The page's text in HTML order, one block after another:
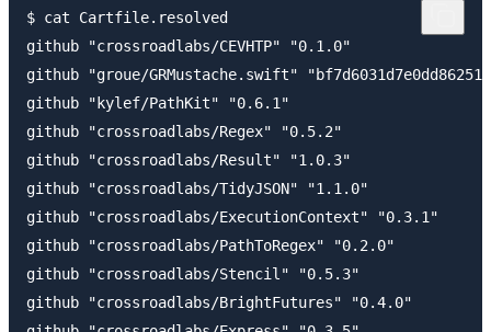
$ cat Cartfile.resolved
github "crossroadlabs/CEVHTP" "0.1.0"
github "groue/GRMustache.swift"
github "kylef/PathKit" "0.6.1"
github "crossroadlabs/Regex" "0.5.2"
github "crossroadlabs/Result" "1.0.3"
github "crossroadlabs/TidyJSON" "1.1.0"
github "crossroadlabs/ExecutionContext" "0.3.1"
github "crossroadlabs/PathToRegex" "0.2.0"
github "crossroadlabs/Stencil" "0.5.3"
github "crossroadlabs/BrightFutures" "0.4.0"